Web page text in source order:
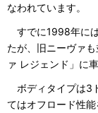
なわれています。
すでに1998年に
たが、旧ニーヴァ
ァ レジェンド」に
ボディタイプは3
てはオフロード性